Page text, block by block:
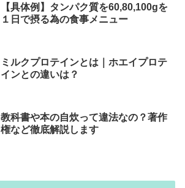
【具体例】タンパク質を60,80,100gを
１日で摂る為の食事メニュー
ミルクプロテインとは｜ホエイプロテ
インとの違いは？
教科書や本の自炊って違法なの？著作
権など徹底解説します